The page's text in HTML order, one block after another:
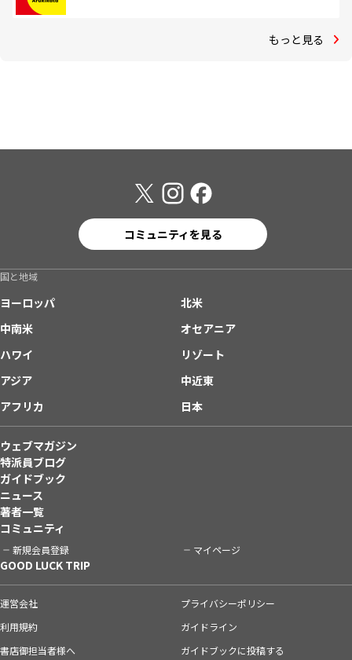
もっと見る
コミュニティを見る
国と地域
ヨーロッパ
北米
中南米
オセアニア
ハワイ
リゾート
アジア
中近東
アフリカ
日本
ウェブマガジン
特派員ブログ
ガイドブック
ニュース
著者一覧
コミュニティ
新規会員登録 マイページ
GOOD LUCK TRIP
運営会社
プライバシーポリシー
利用規約
ガイドライン
書店御担当者様へ
ガイドブックに投稿する